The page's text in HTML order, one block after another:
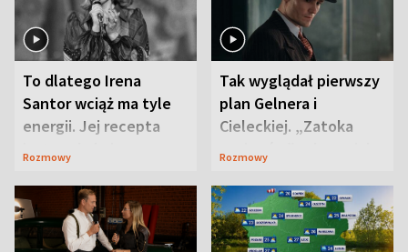
To dlatego Irena
Santor wciąż ma tyle
energii. Jej recepta
jest zaskakująco
Rozmowy
Tak wyglądał pierwszy
plan Gelnera i
Cieleckiej. „Zatoka
szpiegów” od razu ich
Rozmowy